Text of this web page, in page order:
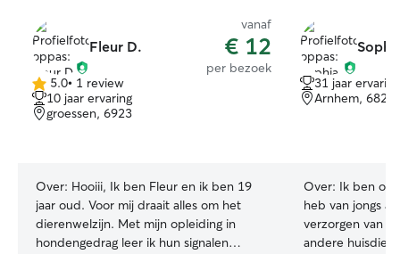
Fleur D.
vanaf
€ 12
per bezoek
5.0
van
5
5.0• 1 review
10 jaar ervaring
groessen, 6923
Over: Hooiii, Ik ben Fleur en ik ben 19
jaar oud. Voor mij draait alles om het
dierenwelzijn. Met mijn opleiding in
hondengedrag leer ik hun signalen
31 jaar ervaring
Arnhem, 6828
Over: Ik ben
heb van jongs
verzorgen van
andere